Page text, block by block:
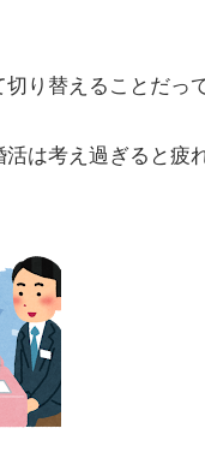
り替えることだっ
は考え過ぎると疲